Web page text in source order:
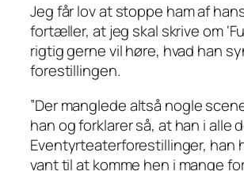
Jeg får lov at stoppe ham af
fortæller, at jeg skal skrive om
rigtig gerne vil høre, hvad han
forestillingen.
”Der manglede altså nogle
han og forklarer så, at han i alle
Eventyrteaterforestillinger, han
vant til at komme hen i mange